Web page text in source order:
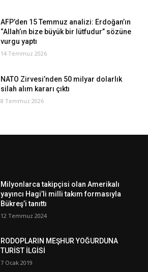
AFP’den 15 Temmuz analizi: Erdoğan’ın
“Allah’ın bize büyük bir lütfudur” sözüne
vurgu yaptı
14 Temmuz 2026
NATO Zirvesi’nden 50 milyar dolarlık
silah alım kararı çıktı
8 Temmuz 2026
Milyonlarca takipçisi olan Amerikalı
yayıncı Hagi’li milli takım formasıyla
Bükreş’i tanıttı
12 Temmuz 2024
RODOPLARIN MEŞHUR YOĞURDUNA
TURİST İLGİSİ
7 Ocak 2019